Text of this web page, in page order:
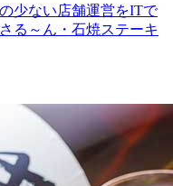
少ない店舗運営をITで
る～ん・石焼ステーキ